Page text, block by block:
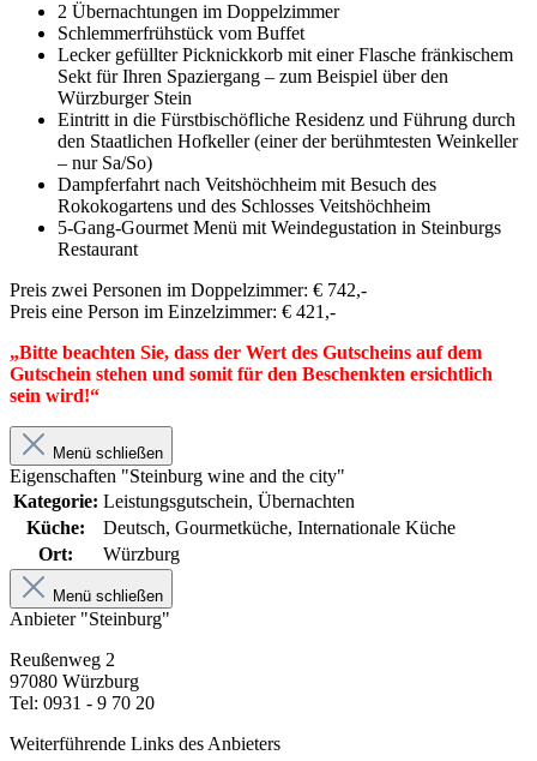
2 Übernachtungen im Doppelzimmer
Schlemmerfrühstück vom Buffet
Lecker gefüllter Picknickkorb mit einer Flasche fränkischem
Sekt für Ihren Spaziergang – zum Beispiel über den
Würzburger Stein
Eintritt in die Fürstbischöfliche Residenz und Führung durch
den Staatlichen Hofkeller (einer der berühmtesten Weinkeller
– nur Sa/So)
Dampferfahrt nach Veitshöchheim mit Besuch des
Rokokogartens und des Schlosses Veitshöchheim
5-Gang-Gourmet Menü mit Weindegustation in Steinburgs
Restaurant
Preis zwei Personen im Doppelzimmer: € 742,-
Preis eine Person im Einzelzimmer: € 421,-
„Bitte beachten Sie, dass der Wert des Gutscheins auf dem
Gutschein stehen und somit für den Beschenkten ersichtlich
sein wird!“
Menü schließen
Eigenschaften "Steinburg wine and the city"
Kategorie: Leistungsgutschein, Übernachten
Küche:
Deutsch, Gourmetküche, Internationale Küche
Ort:
Würzburg
Menü schließen
Anbieter "Steinburg"
Reußenweg 2
97080 Würzburg
Tel: 0931 - 9 70 20
Weiterführende Links des Anbieters